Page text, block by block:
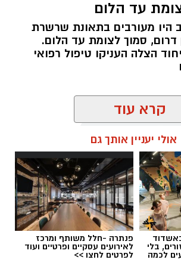
עד הלום
היו מעורבים בתאונת שרשרת
לכיוון דרום, סמוך לצומת עד הלום.
הצלה העניקו טיפול רפואי
עד הלום
קרא עוד
אולי יעניין אותך גם
בלי
לכמה
פנתרה -חלל משותף ומרכז
לאירועים עסקיים ופרטיים ועוד
לפרטים לחצו >>